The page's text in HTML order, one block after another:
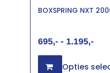
BOXSPRING NXT
695 - 1.195
Opties